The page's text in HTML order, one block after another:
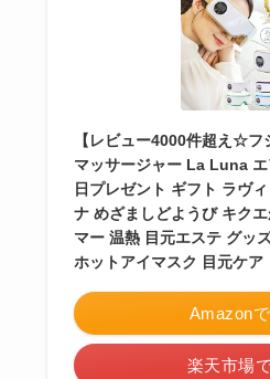
【レビュー4000件超え☆フ
マッサージャー La Luna
日プレゼント ギフト ラヴ
ナ めざましどようび キク
マー 温熱 目元エステ グッ
ホットアイマスク 目元ケア
Amazon
楽天市場